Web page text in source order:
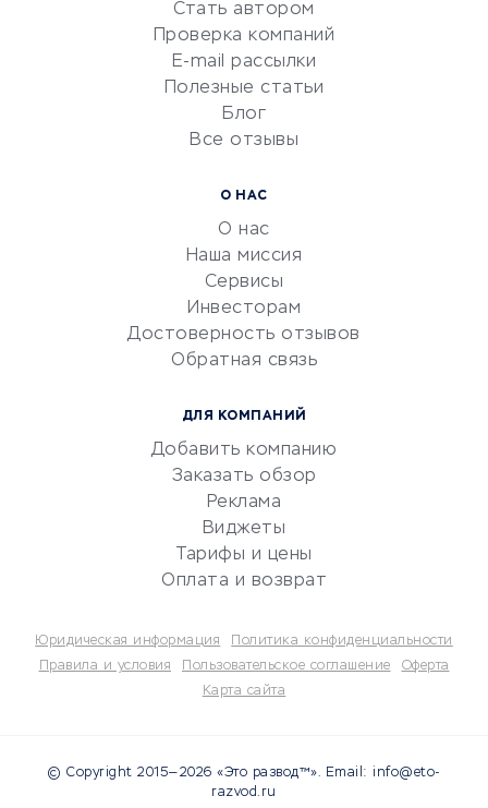
Сервисы по поиску работы
Сетевой маркетинг
УСЛУГИ ДЛЯ БИЗНЕСА
документооборот
Юридические компании
Бухгалтерия онлайн
Потребительские кредиты
Стать автором
Проверка компаний
E-mail рассылки
Полезные статьи
Блог
Все отзывы
О НАС
О нас
Наша миссия
Сервисы
Инвесторам
Достоверность отзывов
Обратная связь
ДЛЯ КОМПАНИЙ
Добавить компанию
Заказать обзор
Реклама
Виджеты
Тарифы и цены
Оплата и возврат
Юридическая информация
Политика конфиденциальности
Правила и условия
Пользовательское соглашение
Оферта
Карта сайта
© Copyright 2015—2026 «Это развод™». Email: info@eto-
razvod.ru